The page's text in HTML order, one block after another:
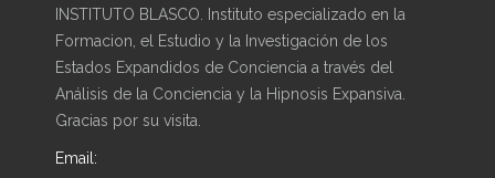
INSTITUTO BLASCO. Instituto especializado en la
Formacion, el Estudio y la Investigación de los
Estados Expandidos de Conciencia a través del
Análisis de la Conciencia y la Hipnosis Expansiva.
Gracias por su visita.
Email: